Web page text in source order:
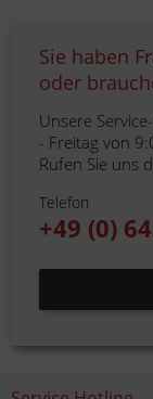
Sie haben
oder
Unsere
- Freitag von
Rufen Sie uns
Telefon
+49 (0)